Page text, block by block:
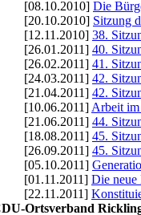
[08.10.2010] Die
[20.10.2010] Sitzung
[12.11.2010] 38.
[26.01.2011] 40.
[26.02.2011] 41.
[24.03.2011] 42.
[21.04.2011] 42.
[10.06.2011] Arbeit im
[21.06.2011] 44.
[18.08.2011] 45.
[26.09.2011] 45.
[05.10.2011]
[01.11.2011] Die neue
[22.11.2011]
Ortsverband